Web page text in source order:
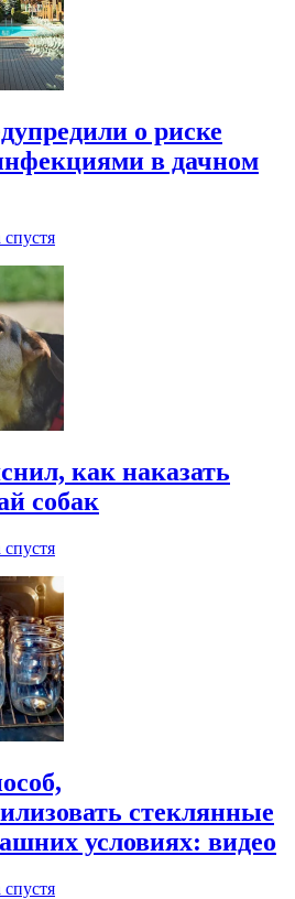
о риске
в дачном
спустя
как наказать
собак
спустя
стеклянные
условиях: видео
спустя